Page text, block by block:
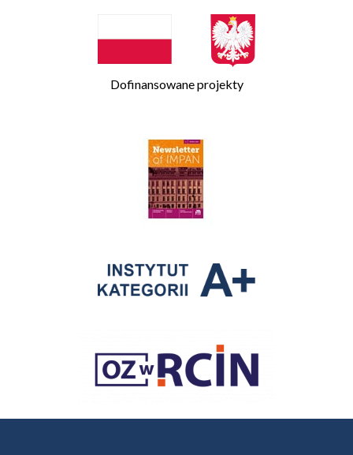
Dofinansowane projekty